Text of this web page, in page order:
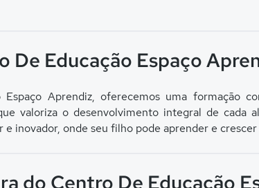
De Educação Espaço
Aprendiz, oferecemos uma formação
valoriza o desenvolvimento integral de cada
e inovador, onde seu filho pode aprender e
do Centro De Educação